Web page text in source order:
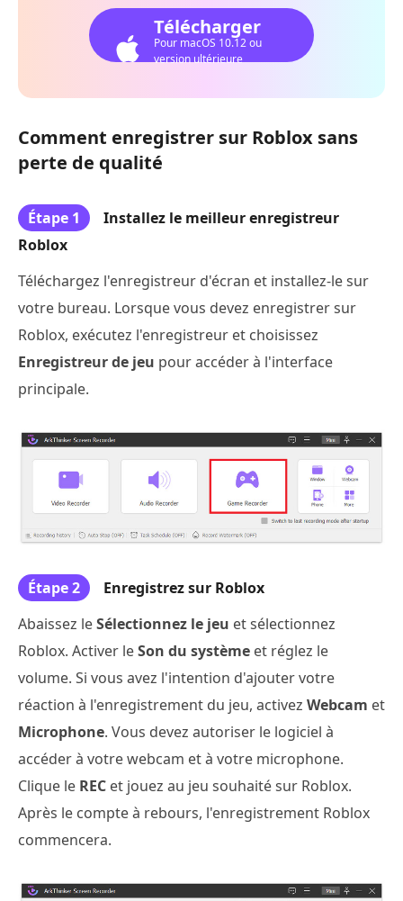
Télécharger
Pour macOS 10.12 ou
version ultérieure
Comment enregistrer sur Roblox sans
perte de qualité
Étape 1
Installez le meilleur enregistreur
Roblox
Téléchargez l'enregistreur d'écran et installez-le sur
votre bureau. Lorsque vous devez enregistrer sur
Roblox, exécutez l'enregistreur et choisissez
Enregistreur de jeu pour accéder à l'interface
principale.
Étape 2
Enregistrez sur Roblox
Abaissez leSélectionnez le jeu et sélectionnez
Roblox. Activer leSon du système et réglez le
volume. Si vous avez l'intention d'ajouter votre
réaction à l'enregistrement du jeu, activez Webcam et
Microphone. Vous devez autoriser le logiciel à
accéder à votre webcam et à votre microphone.
Clique le REC et jouez au jeu souhaité sur Roblox.
Après le compte à rebours, l'enregistrement Roblox
commencera.